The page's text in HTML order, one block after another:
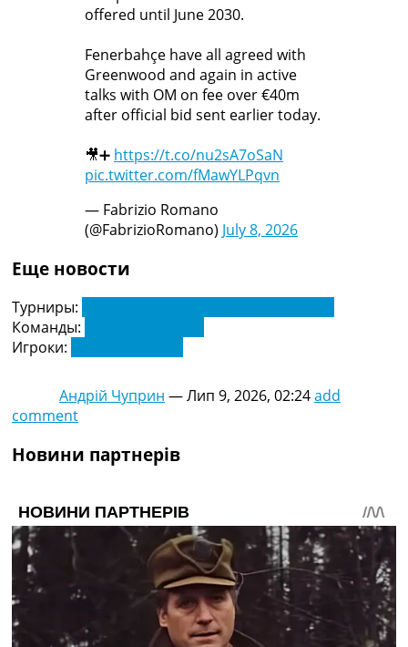
offered until June 2030.
Fenerbahçe have all agreed with
Greenwood and again in active
talks with OM on fee over €40m
after official bid sent earlier today.
🎥➕ https://t.co/nu2sA7oSaN
pic.twitter.com/fMawYLPqvn
— Fabrizio Romano
(@FabrizioRomano) July 8, 2026
Еще новости
Турниры:
Команды:
Игроки:
Андрій Чуприн —Лип 9, 2026, 02:24add
comment
Новини партнерів